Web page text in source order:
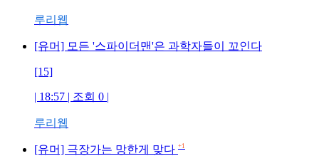
루리웹
[유머] 모든 '스파이더맨'은 과학자들이 꼬인다
[15]
| 18:57 | 조회 0 |
루리웹
[유머] 극장가는 망한게 맞다 +1